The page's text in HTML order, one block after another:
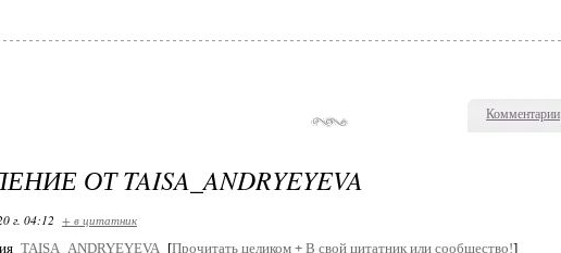
Комментарии
ОТ TAISA_ANDRYEYEVA
г. 04:12 + в цитатник
TAISA_ANDRYEYEVA [Прочитать целиком + В свой цитатник или сообщество!]